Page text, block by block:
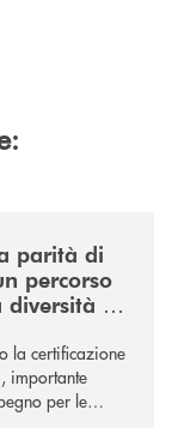
parità di
percorso
diversità e
la certificazione
importante
per le